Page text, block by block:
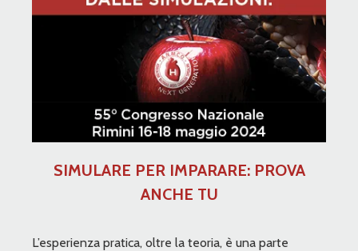
SIMULARE PER IMPARARE: PROVA
ANCHE TU
L’esperienza pratica, oltre la teoria, è una parte